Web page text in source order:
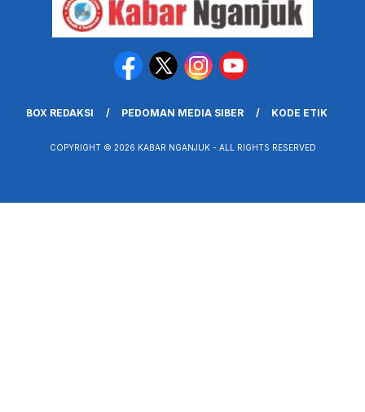
BOX REDAKSI PEDOMAN MEDIA SIBER KODE ETIK
COPYRIGHT © 2026 KABAR NGANJUK - ALL RIGHTS RESERVED